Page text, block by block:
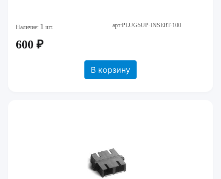
Наличие: 1 шт. арт:PLUG5UP-INSERT-100
600 ₽
В корзину